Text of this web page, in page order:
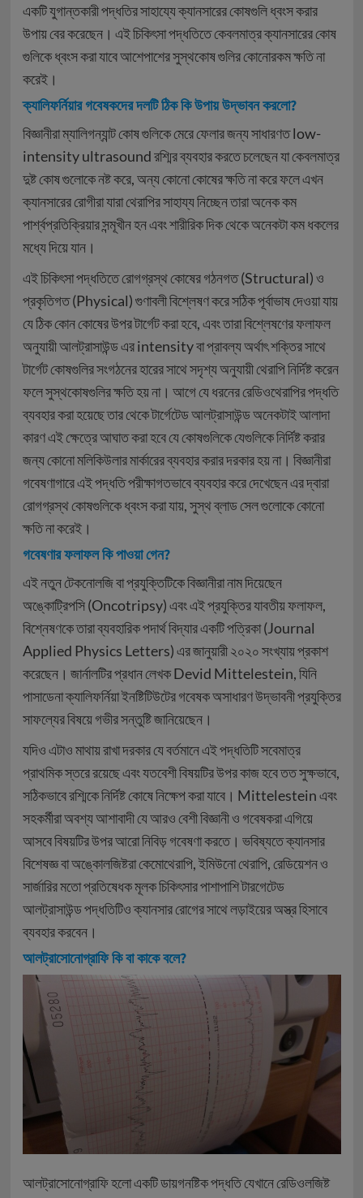
একটি যুগান্তকারী পদ্ধতির সাহায্যে ক্যানসারের কোষগুলি ধ্বংস করার
উপায় বের করেছেন। এই চিকিৎসা পদ্ধতিতে কেবলমাত্র ক্যানসারের কোষ
গুলিকে ধ্বংস করা যাবে আশেপাশের সুস্থকোষ গুলির কোনোরকম ক্ষতি না
করেই।
ক্যালিফর্নিয়ার গবেষকদের দলটি ঠিক কি উপায় উদ্ভাবন করলো?
বিজ্ঞানীরা ম্যালিগন্যান্ট কোষ গুলিকে মেরে ফেলার জন্য সাধারণত low-
intensity ultrasound রশ্মির ব্যবহার করতে চলেছেন যা কেবলমাত্র
দুষ্ট কোষ গুলোকে নষ্ট করে, অন্য কোনো কোষের ক্ষতি না করে ফলে এখন
ক্যানসারের রোগীরা যারা থেরাপির সাহায্য নিচ্ছেন তারা অনেক কম
পার্শ্বপ্রতিক্রিয়ার সন্মূখীন হন এবং শারীরিক দিক থেকে অনেকটা কম ধকলের
মধ্যে দিয়ে যান।
এই চিকিৎসা পদ্ধতিতে রোগগ্রস্থ কোষের গঠনগত (Structural) ও
প্রকৃতিগত (Physical) গুণাবলী বিশ্লেষণ করে সঠিক পূর্বাভাষ দেওয়া যায়
যে ঠিক কোন কোষের উপর টার্গেট করা হবে, এবং তারা বিশ্লেষণের ফলাফল
অনুযায়ী আলট্রাসাউন্ড এর intensity বা প্রাবল্য অর্থাৎ শক্তির সাথে
টার্গেট কোষগুলির সংগঠনের হারের সাথে সদৃশ্য অনুযায়ী থেরাপি নির্দিষ্ট করেন
ফলে সুস্থকোষগুলির ক্ষতি হয় না। আগে যে ধরনের রেডিওথেরাপির পদ্ধতি
ব্যবহার করা হয়েছে তার থেকে টার্গেটেড আলট্রাসাউন্ড অনেকটাই আলাদা
কারণ এই ক্ষেত্রে আঘাত করা হবে যে কোষগুলিকে যেগুলিকে নির্দিষ্ট করার
জন্য কোনো মলিকিউলার মার্কারের ব্যবহার করার দরকার হয় না। বিজ্ঞানীরা
গবেষণাগারে এই পদ্ধতি পরীক্ষাগতভাবে ব্যবহার করে দেখেছেন এর দ্বারা
রোগগ্রস্থ কোষগুলিকে ধ্বংস করা যায়, সুস্থ ব্লাড সেল গুলোকে কোনো
ক্ষতি না করেই।
গবেষণার ফলাফল কি পাওয়া গেন?
এই নতুন টেকনোলজি বা প্রযুক্তিটিকে বিজ্ঞানীরা নাম দিয়েছেন
অঙ্কোট্রিপসি (Oncotripsy) এবং এই প্রযুক্তির যাবতীয় ফলাফল,
বিশ্নেষণকে তারা ব্যবহারিক পদার্থ বিদ্যার একটি পত্রিকা (Journal
Applied Physics Letters) এর জানুয়ারী ২০২০ সংখ্যায় প্রকাশ
করেছেন। জার্নালটির প্রধান লেখক Devid Mittelestein, যিনি
পাসাডেনা ক্যালিফর্নিয়া ইনষ্টিটিউটের গবেষক অসাধারণ উদ্ভাবনী প্রযুক্তির
সাফল্যের বিষয়ে গভীর সন্তুষ্টি জানিয়েছেন।
যদিও এটাও মাথায় রাখা দরকার যে বর্তমানে এই পদ্ধতিটি সবেমাত্র
প্রাথমিক স্তরে রয়েছে এবং যতবেশী বিষয়টির উপর কাজ হবে তত সুক্ষভাবে,
সঠিকভাবে রশ্মিকে নির্দিষ্ট কোষে নিক্ষেপ করা যাবে। Mittelestein এবং
সহকর্মীরা অবশ্য আশাবাদী যে আরও বেশী বিজ্ঞানী ও গবেষকরা এগিয়ে
আসবে বিষয়টির উপর আরো নিবিড় গবেষণা করতে। ভবিষ্যতে ক্যানসার
বিশেষজ্ঞ বা অঙ্কোলজিষ্টরা কেমোথেরাপি, ইমিউনো থেরাপি, রেডিয়েশন ও
সার্জারির মতো প্রতিষেধক মূলক চিকিৎসার পাশাপাশি টারগেটেড
আলট্রাসাউন্ড পদ্ধতিটিও ক্যানসার রোগের সাথে লড়াইয়ের অস্ত্র হিসাবে
ব্যবহার করবেন।
আলট্রাসোনোগ্রাফি কি বা কাকে বলে?
আলট্রাসোনোগ্রাফি হলো একটি ডায়গনষ্টিক পদ্ধতি যেখানে রেডিওলজিষ্ট